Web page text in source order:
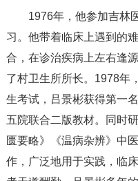
1976年，他参加吉林
习。他带着临床上遇到的
合，在诊治疾病上左右逢
了村卫生所所长。1978年
生考试，吕景彬获得第一
五院联合二版教材。同时
匮要略》《温病杂辨》中
作，广泛地用于实践，临